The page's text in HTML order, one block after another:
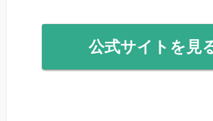
公式サイトを見